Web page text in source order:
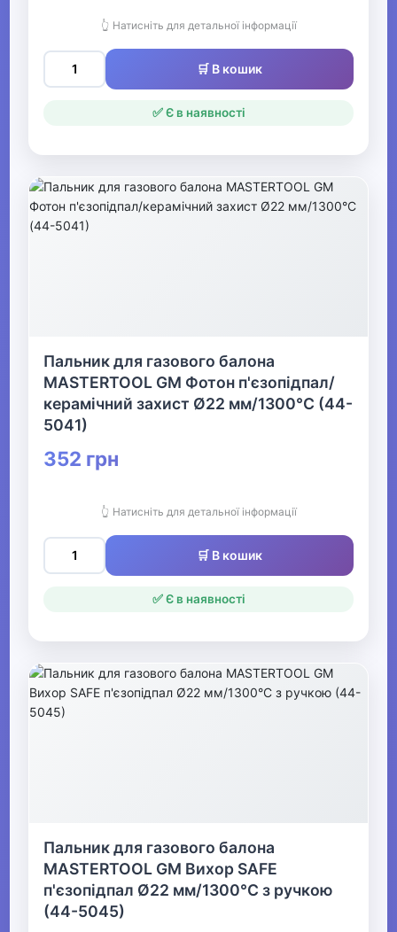
👆 Натисніть для детальної інформації
🛒 В кошик
✅ Є в наявності
Пальник для газового балона
MASTERTOOL GM Фотон п'єзопідпал/
керамічний захист Ø22 мм/1300°С (44-
5041)
352 грн
👆 Натисніть для детальної інформації
🛒 В кошик
✅ Є в наявності
Пальник для газового балона
MASTERTOOL GM Вихор SAFE
п'єзопідпал Ø22 мм/1300°С з ручкою
(44-5045)